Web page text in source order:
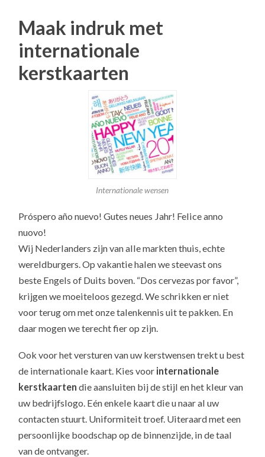
Maak indruk met
internationale
kerstkaarten
Internationale wensen
Próspero año nuevo! Gutes neues Jahr! Felice anno
nuovo!
Wij Nederlanders zijn van alle markten thuis, echte
wereldburgers. Op vakantie halen we steevast ons
beste Engels of Duits boven. “Dos cervezas por favor”,
krijgen we moeiteloos gezegd. We schrikken er niet
voor terug om met onze talenkennis uit te pakken. En
daar mogen we terecht fier op zijn.
Ook voor het versturen van uw kerstwensen trekt u best
de internationale kaart. Kies voor internationale
kerstkaarten die aansluiten bij de stijl en het kleur van
uw bedrijfslogo. Eén enkele kaart die u naar al uw
contacten stuurt. Uniformiteit troef. Uiteraard met een
persoonlijke boodschap op de binnenzijde, in de taal
van de ontvanger.